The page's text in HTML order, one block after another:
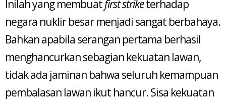
Inilah yang membuatfirst striketerhadap
negara nuklir besar menjadi sangat berbahaya.
Bahkan apabila serangan pertama berhasil
menghancurkan sebagian kekuatan lawan,
tidak ada jaminan bahwa seluruh kemampuan
pembalasan lawan ikut hancur. Sisa kekuatan